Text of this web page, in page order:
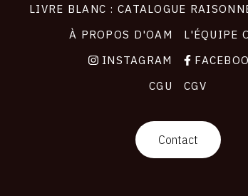
LIVRE BLANC : CATALOGUE
À PROPOS D'OAM
L'ÉQUIPE
INSTAGRAM
CGU
CGV
Contact